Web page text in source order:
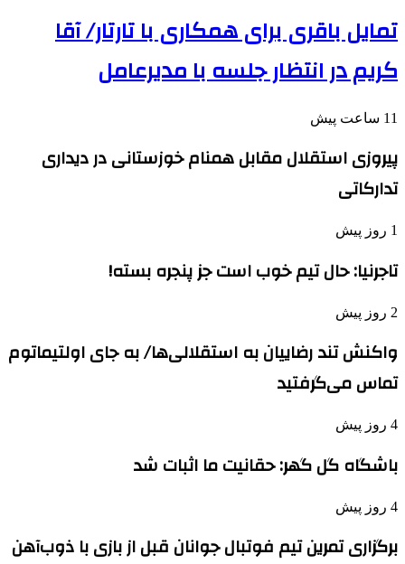
تمایل باقری برای همکاری با تارتار/ آقا
کریم در انتظار جلسه با مدیرعامل
11 ساعت پیش
پیروزی استقلال مقابل همنام خوزستانی در دیداری
تدارکاتی
1 روز پیش
تاجرنیا: حال تیم خوب است جز پنجره بسته!
2 روز پیش
واکنش تند رضاییان به استقلالی‌ها/ به جای اولتیماتوم
تماس می‌گرفتید
4 روز پیش
باشگاه گل گهر: حقانیت ما اثبات شد
4 روز پیش
برگزاری تمرین تیم فوتبال جوانان قبل از بازی با ذوب‌آهن